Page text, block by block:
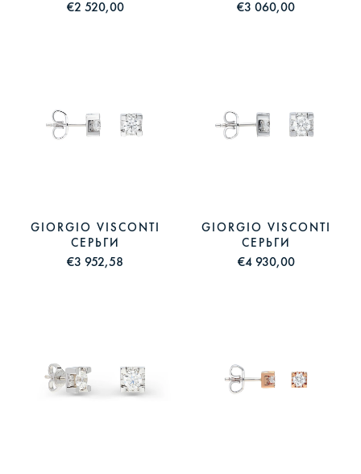
€2 520,00 €3 060,00
GIORGIO VISCONTI
СЕРЬГИ
€3 952,58
GIORGIO VISCONTI
СЕРЬГИ
€4 930,00